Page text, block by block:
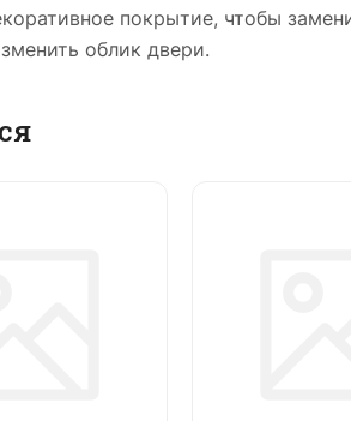
покрытие, чтобы
облик двери.